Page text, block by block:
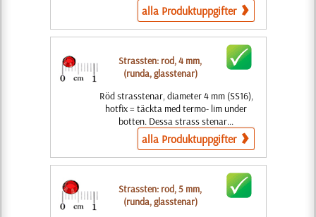
alla Produktuppgifter
Strassten: rod, 4 mm,
(runda, glasstenar)
Röd strasstenar, diameter 4 mm (SS16),
hotfix = täckta med termo- lim under
botten. Dessa strass stenar...
alla Produktuppgifter
Strassten: rod, 5 mm,
(runda, glasstenar)